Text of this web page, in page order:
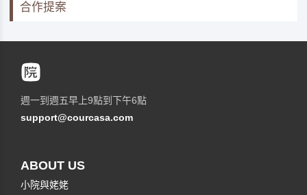
合作提案
週一到週五早上9點到下午6點
support@courcasa.com
ABOUT US
小院與姥姥